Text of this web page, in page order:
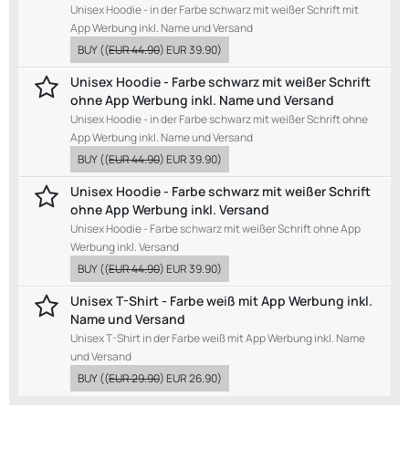
Unisex Hoodie - in der Farbe schwarz mit weißer Schrift mit
App Werbung inkl. Name und Versand
BUY((EUR 44.90)EUR 39.90)
Unisex Hoodie - Farbe schwarz mit weißer Schrift
ohne App Werbung inkl. Name und Versand
Unisex Hoodie - in der Farbe schwarz mit weißer Schrift ohne
App Werbung inkl. Name und Versand
BUY((EUR 44.90)EUR 39.90)
Unisex Hoodie - Farbe schwarz mit weißer Schrift
ohne App Werbung inkl. Versand
Unisex Hoodie - Farbe schwarz mit weißer Schrift ohne App
Werbung inkl. Versand
BUY((EUR 44.90)EUR 39.90)
Unisex T-Shirt - Farbe weiß mit App Werbung inkl.
Name und Versand
Unisex T-Shirt in der Farbe weiß mit App Werbung inkl. Name
und Versand
BUY((EUR 29.90)EUR 26.90)